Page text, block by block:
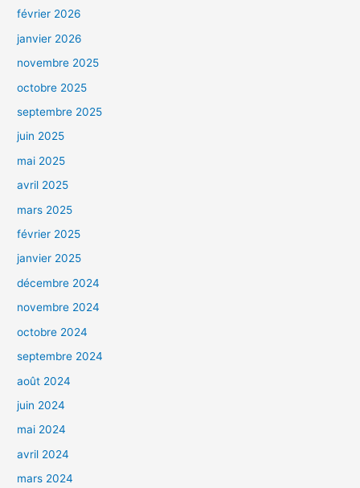
février 2026
janvier 2026
novembre 2025
octobre 2025
septembre 2025
juin 2025
mai 2025
avril 2025
mars 2025
février 2025
janvier 2025
décembre 2024
novembre 2024
octobre 2024
septembre 2024
août 2024
juin 2024
mai 2024
avril 2024
mars 2024